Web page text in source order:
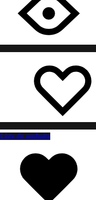
Liste de souhaits